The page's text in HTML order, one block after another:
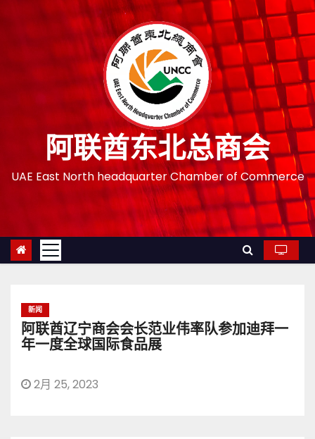
阿联酋东北总商会
UAE East North headquarter Chamber of Commerce
新闻
阿联酋辽宁商会会长范业伟率队参加迪拜一
年一度全球国际食品展
2月 25, 2023